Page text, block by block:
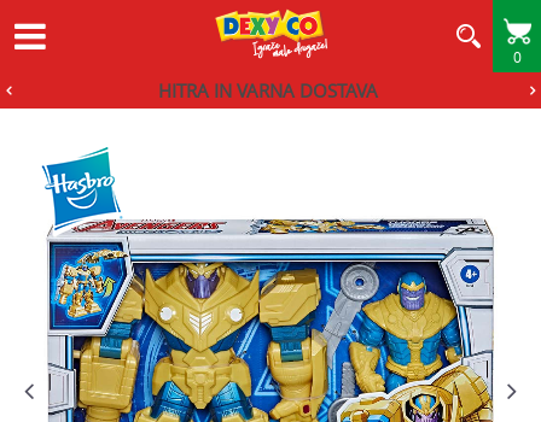
0
HITRA IN VARNA DOSTAVA